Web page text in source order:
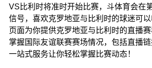
VS比利时将准时开始比赛，斗体育会在
信号，喜欢克罗地亚与比利时的球迷可
页面为你提供克罗地亚与比利时的直播
掌握国际友谊联赛赛场情况，包括直播链
一站式服务让你轻松掌握比赛动态！